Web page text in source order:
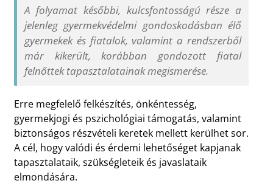
A folyamat későbbi, kulcsfontosságú része a
jelenleg gyermekvédelmi gondoskodásban élő
gyermekek és fiatalok, valamint a rendszerből
már kikerült, korábban gondozott fiatal
felnőttek tapasztalatainak megismerése.
Erre megfelelő felkészítés, önkéntesség,
gyermekjogi és pszichológiai támogatás, valamint
biztonságos részvételi keretek mellett kerülhet sor.
A cél, hogy valódi és érdemi lehetőséget kapjanak
tapasztalataik, szükségleteik és javaslataik
elmondására.